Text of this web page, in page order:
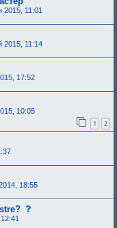
2015, 11:01
2015, 11:14
17:52
10:05
1 2
18:55